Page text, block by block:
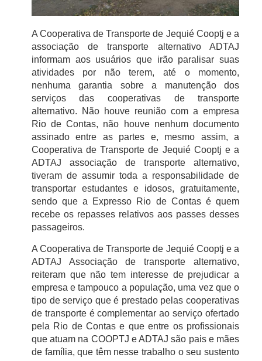
A Cooperativa de Transporte de Jequié Cooptj e a
associação de transporte alternativo ADTAJ
informam aos usuários que irão paralisar suas
atividades por não terem, até o momento,
nenhuma garantia sobre a manutenção dos
serviços das cooperativas de transporte
alternativo. Não houve reunião com a empresa
Rio de Contas, não houve nenhum documento
assinado entre as partes e, mesmo assim, a
Cooperativa de Transporte de Jequié Cooptj e a
ADTAJ associação de transporte alternativo,
tiveram de assumir toda a responsabilidade de
transportar estudantes e idosos, gratuitamente,
sendo que a Expresso Rio de Contas é quem
recebe os repasses relativos aos passes desses
passageiros.
A Cooperativa de Transporte de Jequié Cooptj e a
ADTAJ Associação de transporte alternativo,
reiteram que não tem interesse de prejudicar a
empresa e tampouco a população, uma vez que o
tipo de serviço que é prestado pelas cooperativas
de transporte é complementar ao serviço ofertado
pela Rio de Contas e que entre os profissionais
que atuam na COOPTJ e ADTAJ são pais e mães
de família, que têm nesse trabalho o seu sustento